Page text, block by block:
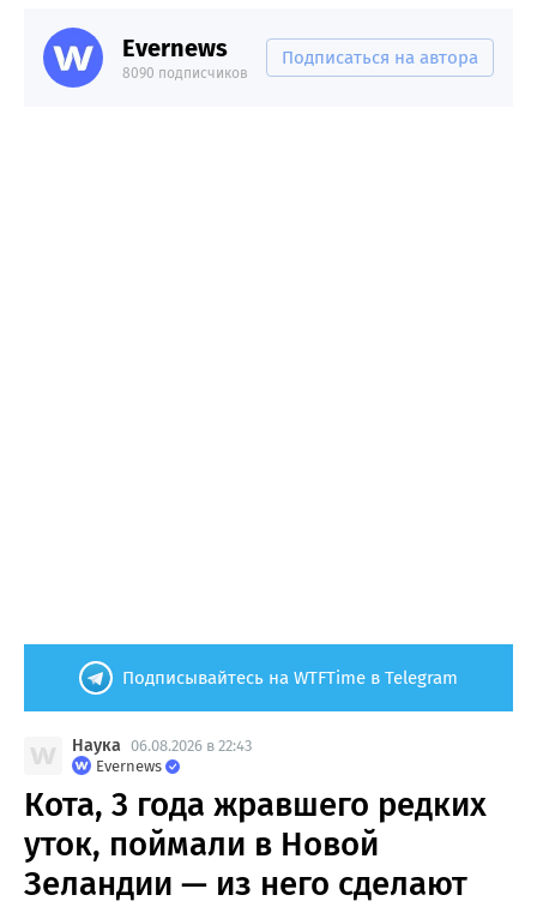
Evernews
8090 подписчиков
Подписаться на автора
Подписывайтесь на WTFTime в Telegram
Наука 06.08.2026 в 22:43
Evernews
Кота, 3 года жравшего редких
уток, поймали в Новой
Зеландии — из него сделают